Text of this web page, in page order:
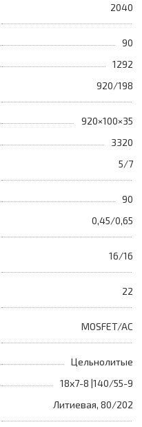
2040
90
1292
920/198
920×100×35
3320
5/7
90
0,45/0,65
16/16
22
MOSFET/AC
Цельнолитые
18x7-8 |140/55-9
Литиевая, 80/202